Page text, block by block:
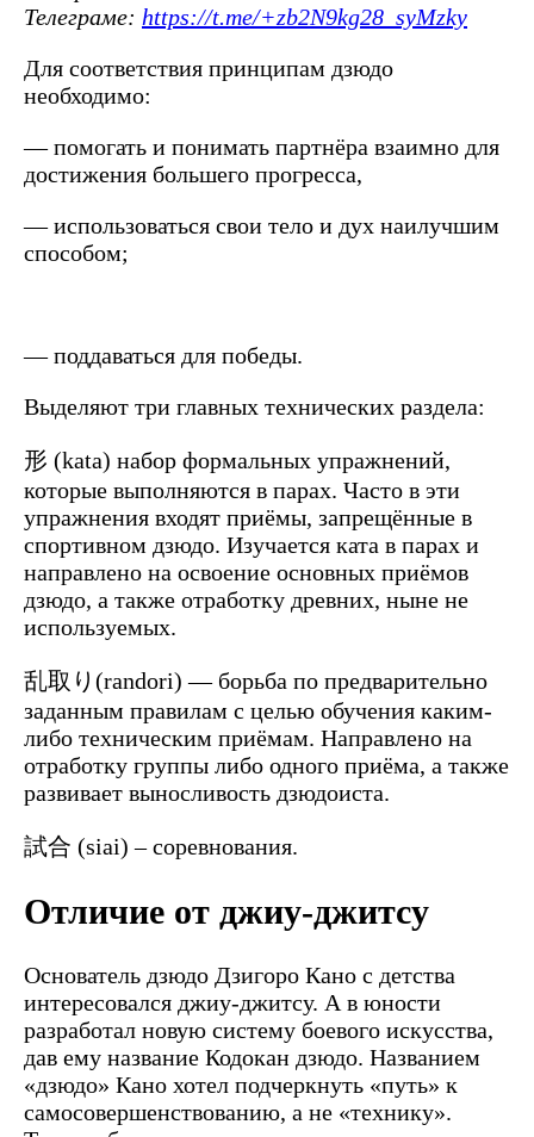
Телеграме: https://t.me/+zb2N9kg28_syMzky
Для соответствия принципам дзюдо
необходимо:
— помогать и понимать партнёра взаимно для
достижения большего прогресса,
— использоваться свои тело и дух наилучшим
способом;
— поддаваться для победы.
Выделяют три главных технических раздела:
形 (kata) набор формальных упражнений,
которые выполняются в парах. Часто в эти
упражнения входят приёмы, запрещённые в
спортивном дзюдо. Изучается ката в парах и
направлено на освоение основных приёмов
дзюдо, а также отработку древних, ныне не
используемых.
乱取り(randori) — борьба по предварительно
заданным правилам с целью обучения каким-
либо техническим приёмам. Направлено на
отработку группы либо одного приёма, а также
развивает выносливость дзюдоиста.
試合 (siai) – соревнования.
Отличие от джиу-джитсу
Основатель дзюдо Дзигоро Кано с детства
интересовался джиу-джитсу. А в юности
разработал новую систему боевого искусства,
дав ему название Кодокан дзюдо. Названием
«дзюдо» Кано хотел подчеркнуть «путь» к
самосовершенствованию, а не «технику».